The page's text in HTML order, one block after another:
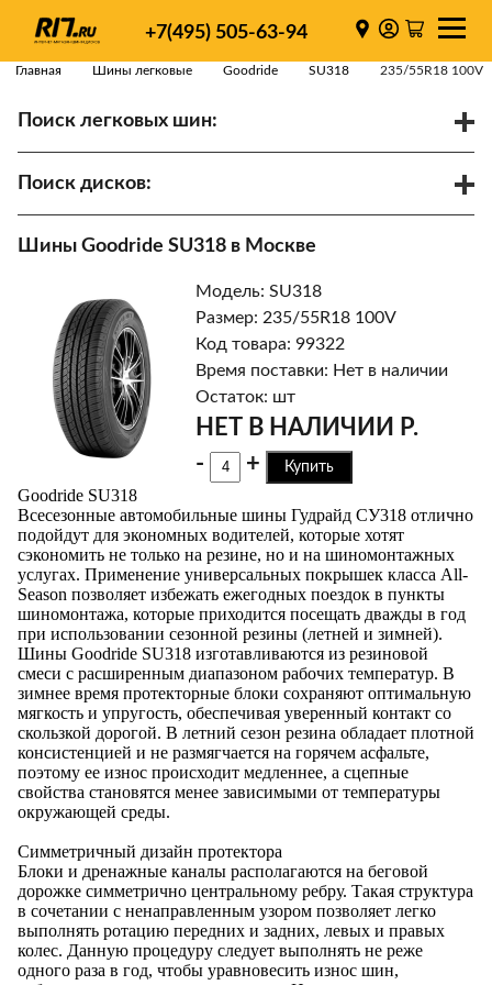
+7(495) 505-63-94
Главная Шины легковые Goodride SU318 235/55R18 100V
Поиск легковых шин:
Поиск дисков:
Найти
Шины Goodride SU318 в Москве
Модель: SU318
Размер: 235/55R18 100V
Код товара: 99322
Время поставки: Нет в наличии
Остаток: шт
НЕТ В НАЛИЧИИ Р.
-
+ Купить
Goodride SU318
Всесезонные автомобильные шины Гудрайд СУ318 отлично
подойдут для экономных водителей, которые хотят
сэкономить не только на резине, но и на шиномонтажных
услугах. Применение универсальных покрышек класса All-
Season позволяет избежать ежегодных поездок в пункты
шиномонтажа, которые приходится посещать дважды в год
при использовании сезонной резины (летней и зимней).
Шины Goodride SU318 изготавливаются из резиновой
смеси с расширенным диапазоном рабочих температур. В
зимнее время протекторные блоки сохраняют оптимальную
мягкость и упругость, обеспечивая уверенный контакт со
скользкой дорогой. В летний сезон резина обладает плотной
консистенцией и не размягчается на горячем асфальте,
поэтому ее износ происходит медленнее, а сцепные
свойства становятся менее зависимыми от температуры
окружающей среды.
Симметричный дизайн протектора
Блоки и дренажные каналы располагаются на беговой
дорожке симметрично центральному ребру. Такая структура
в сочетании с ненаправленным узором позволяет легко
выполнять ротацию передних и задних, левых и правых
колес. Данную процедуру следует выполнять не реже
одного раза в год, чтобы уравновесить износ шин,